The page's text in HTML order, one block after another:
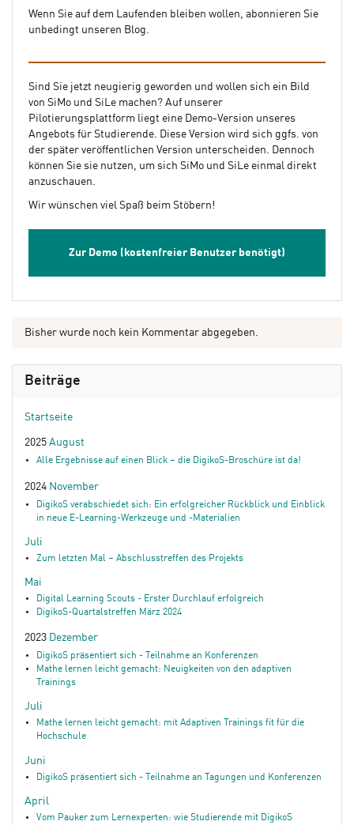
Wenn Sie auf dem Laufenden bleiben wollen, abonnieren Sie
unbedingt unseren Blog.
Sind Sie jetzt neugierig geworden und wollen sich ein Bild
von SiMo und SiLe machen? Auf unserer
Pilotierungsplattform liegt eine Demo-Version unseres
Angebots für Studierende. Diese Version wird sich ggfs. von
der später veröffentlichen Version unterscheiden. Dennoch
können Sie sie nutzen, um sich SiMo und SiLe einmal direkt
anzuschauen.
Wir wünschen viel Spaß beim Stöbern!
Zur Demo (kostenfreier Benutzer benötigt)
Bisher wurde noch kein Kommentar abgegeben.
Beiträge
Startseite
2025 August
Alle Ergebnisse auf einen Blick – die DigikoS-Broschüre ist da!
2024 November
DigikoS verabschiedet sich: Ein erfolgreicher Rückblick und Einblick
in neue E-Learning-Werkzeuge und -Materialien
Juli
Zum letzten Mal – Abschlusstreffen des Projekts
Mai
Digital Learning Scouts - Erster Durchlauf erfolgreich
DigikoS-Quartalstreffen März 2024
2023 Dezember
DigikoS präsentiert sich - Teilnahme an Konferenzen
Mathe lernen leicht gemacht: Neuigkeiten von den adaptiven
Trainings
Juli
Mathe lernen leicht gemacht: mit Adaptiven Trainings fit für die
Hochschule
Juni
DigikoS präsentiert sich - Teilnahme an Tagungen und Konferenzen
April
Vom Pauker zum Lernexperten: wie Studierende mit DigikoS